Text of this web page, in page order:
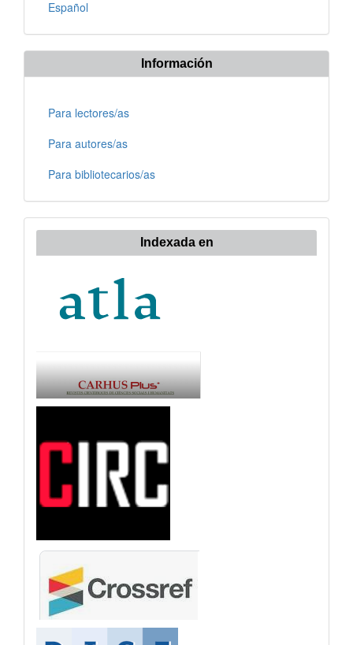
Español
Información
Para lectores/as
Para autores/as
Para bibliotecarios/as
Indexada en